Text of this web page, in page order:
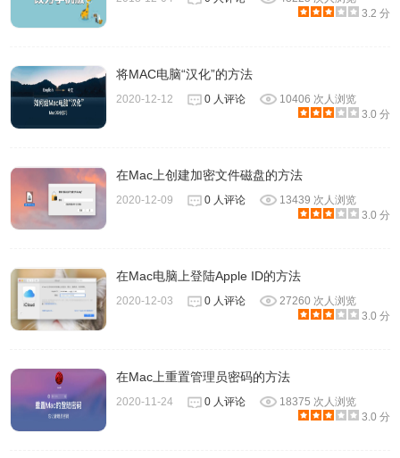
在这里，可以查看当前可以使用或之前配置为使用该插件的
询问：在允许该网站使用该插件之前，Safari 会先向您询
问。
关闭：Safari 会尝试在不使用该插件的情况下载入内容。如
符而不是插件内容。
打开：Safari 会允许该网站使用该插件，除非 Apple 出于安
全原因而使用“文件隔离”来阻止该插件（示例）。
全性保护：即使 Apple 使用“文件隔离”阻止，Safari 也会允
许该网站使用该插件。这存在安全风险，因此除非您信任该
网站，否则请勿选取此设置。在 Safari 10 中，仅在插件被阻
3.2 分
将MAC电脑“汉化”的方法
2020-12-12 0 人评论
10406 次人浏览
3.0 分
在Mac上创建加密文件磁盘的方法
2020-12-09 0 人评论
13439 次人浏览
3.0 分
在Mac电脑上登陆Apple ID的方法
2020-12-03 0 人评论
27260 次人浏览
3.0 分
在Mac上重置管理员密码的方法
2020-11-24 0 人评论
18375 次人浏览
3.0 分